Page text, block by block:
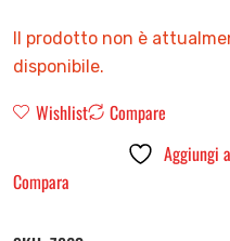
Il prodotto non è
disponibile.
Wishlist
Compare
Aggiungi
Compara